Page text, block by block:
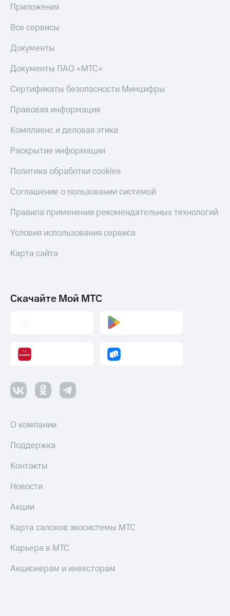
Приложения
Все сервисы
Документы
Документы ПАО «МТС»
Сертификаты безопасности Минцифры
Правовая информация
Комплаенс и деловая этика
Раскрытие информации
Политика обработки cookies
Соглашение о пользовании системой
Правила применения рекомендательных технологий
Условия использования сервиса
Карта сайта
Скачайте Мой МТС
О компании
Поддержка
Контакты
Новости
Акции
Карта салонов экосистемы МТС
Карьера в МТС
Акционерам и инвесторам